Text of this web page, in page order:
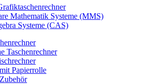
Mathematik Systeme (MMS)
Systeme (CAS)
Taschenrechner
Papierrolle